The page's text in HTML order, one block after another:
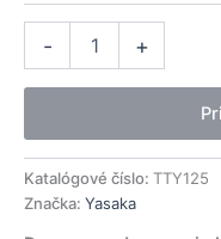
- +
Katalógové číslo: TTY125
Značka: Yasaka